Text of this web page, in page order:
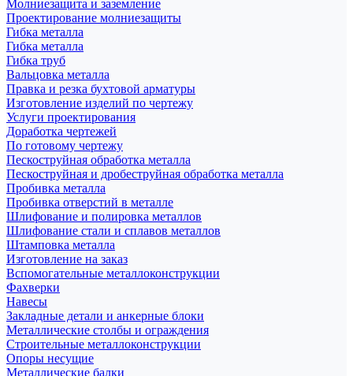
Молниезащита и заземление
Проектирование молниезащиты
Гибка металла
Гибка металла
Гибка труб
Вальцовка металла
Правка и резка бухтовой арматуры
Изготовление изделий по чертежу
Услуги проектирования
Доработка чертежей
По готовому чертежу
Пескоструйная обработка металла
Пескоструйная и дробеструйная обработка металла
Пробивка металла
Пробивка отверстий в металле
Шлифование и полировка металлов
Шлифование стали и сплавов металлов
Штамповка металла
Изготовление на заказ
Вспомогательные металлоконструкции
Фахверки
Навесы
Закладные детали и анкерные блоки
Металлические столбы и ограждения
Строительные металлоконструкции
Опоры несущие
Металлические балки